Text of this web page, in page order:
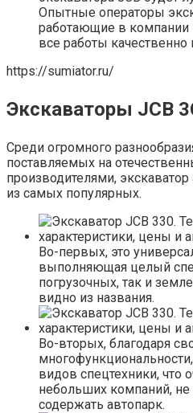
Опытные операторы
работающие в компании
все работы качественно
https://sumiator.ru/
Экскаваторы JCB
Среди огромного
поставляемых на
производителями, экскаватор
из самых популярных.
Во-первых, это
выполняющая целый
погрузочных, так и
видно из названия.
Во-вторых, благодаря
видов спецтехники, что
небольших компаний,
содержать автопарк.